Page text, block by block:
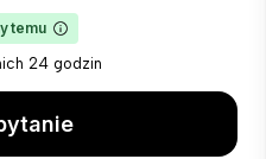
temu
24 godzin